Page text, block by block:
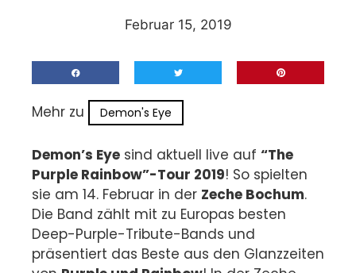
Februar 15, 2019
Mehr zu Demon's Eye
Demon’s Eye sind aktuell live auf “The
Purple Rainbow”-Tour 2019! So spielten
sie am 14. Februar in der Zeche Bochum.
Die Band zählt mit zu Europas besten
Deep-Purple-Tribute-Bands und
präsentiert das Beste aus den Glanzzeiten